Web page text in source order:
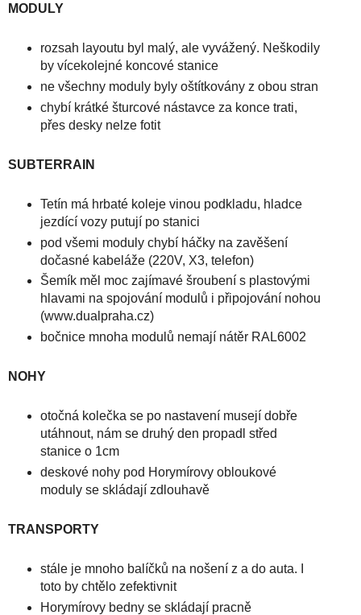
MODULY
rozsah layoutu byl malý, ale vyvážený. Neškodily
by vícekolejné koncové stanice
ne všechny moduly byly oštítkovány z obou stran
chybí krátké šturcové nástavce za konce trati,
přes desky nelze fotit
SUBTERRAIN
Tetín má hrbaté koleje vinou podkladu, hladce
jezdící vozy putují po stanici
pod všemi moduly chybí háčky na zavěšení
dočasné kabeláže (220V, X3, telefon)
Šemík měl moc zajímavé šroubení s plastovými
hlavami na spojování modulů i připojování nohou
(www.dualpraha.cz)
bočnice mnoha modulů nemají nátěr RAL6002
NOHY
otočná kolečka se po nastavení musejí dobře
utáhnout, nám se druhý den propadl střed
stanice o 1cm
deskové nohy pod Horymírovy obloukové
moduly se skládají zdlouhavě
TRANSPORTY
stále je mnoho balíčků na nošení z a do auta. I
toto by chtělo zefektivnit
Horymírovy bedny se skládají pracně